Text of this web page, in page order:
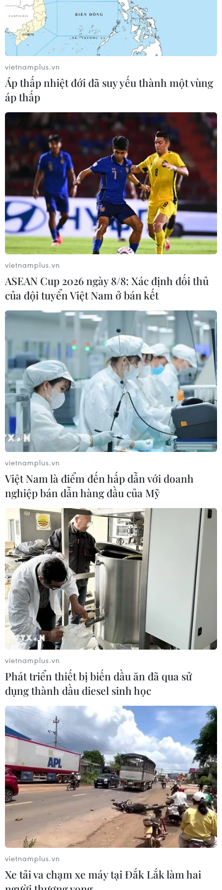
Nga sẵn sàng tăng mạnh nguồn cung dầu
và LNG cho Ấn Độ
03/04/2026 16:06
Quan hệ đối tác chiến lược giữa Nga và Ấn Độ tiếp tục
được củng cố khi Moskva cam kết tăng nguồn cung dầu
và khí hóa lỏng cho New Delhi trong bối cảnh thị
trường năng lượng toàn cầu biến động.
vietnamplus.vn
Áp thấp nhiệt đới đã suy yếu thành một vùng
áp thấp
vietnamplus.vn
ASEAN Cup 2026 ngày 8/8: Xác định đối thủ
của đội tuyển Việt Nam ở bán kết
vietnamplus.vn
Việt Nam là điểm đến hấp dẫn với doanh
nghiệp bán dẫn hàng đầu của Mỹ
vietnamplus.vn
Phát triển thiết bị biến dầu ăn đã qua sử
dụng thành dầu diesel sinh học
vietnamplus.vn
Xe tải va chạm xe máy tại Đắk Lắk làm hai